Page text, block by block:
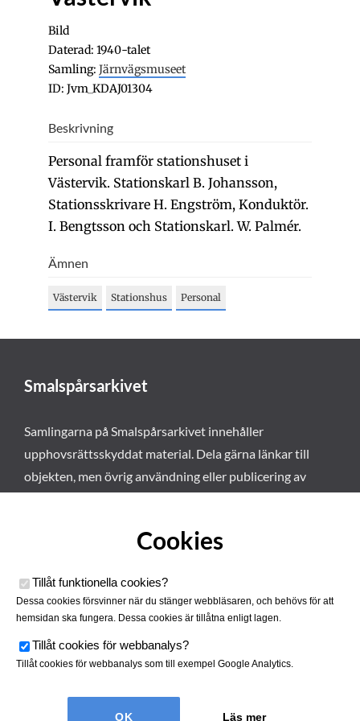
Bild
Daterad: 1940-talet
Samling: Järnvägsmuseet
ID: Jvm_KDAJ01304
Beskrivning
Personal framför stationshuset i
Västervik. Stationskarl B. Johansson,
Stationsskrivare H. Engström, Konduktör.
I. Bengtsson och Stationskarl. W. Palmér.
Ämnen
Västervik Stationshus Personal
Smalspårsarkivet
Samlingarna på Smalspårsarkivet innehåller
upphovsrättsskyddat material. Dela gärna länkar till
objekten, men övrig användning eller publicering av
Smalspårsarkivet drivs av Tjustbygdens Järnvägsförening
Cookies
Tillåt funktionella cookies?
Dessa cookies försvinner när du stänger webbläsaren, och behövs för att
hemsidan ska fungera. Dessa cookies är tillåtna enligt lagen.
Tillåt cookies för webbanalys?
Tillåt cookies för webbanalys som till exempel Google Analytics.
Läs mer